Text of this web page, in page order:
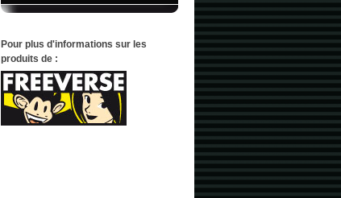
Pour plus d'informations sur les
produits de :